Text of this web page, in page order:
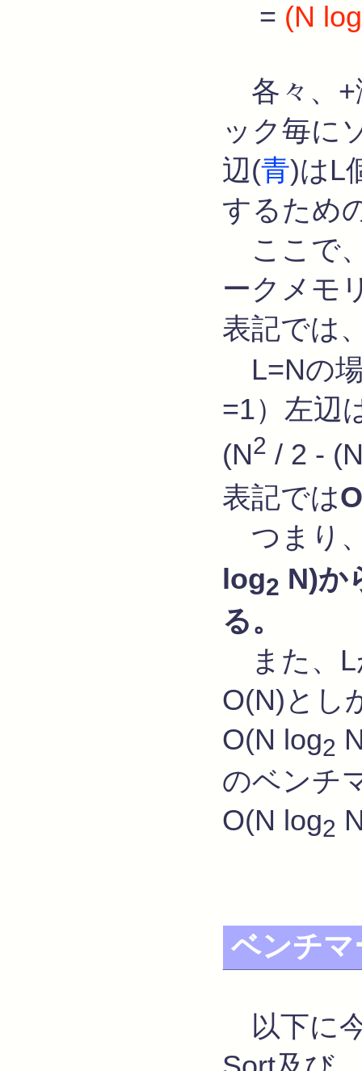
= (N log
各々、+
ック毎に
辺(青)はL
するため
ここで
ークメモ
表記では
L=Nの
=1）左辺
(N2 / 2 -
表記では
つまり
log2 N)か
る。
また、L
O(N)とし
O(N log2
のベンチ
O(N log2
ベンチマ
以下に